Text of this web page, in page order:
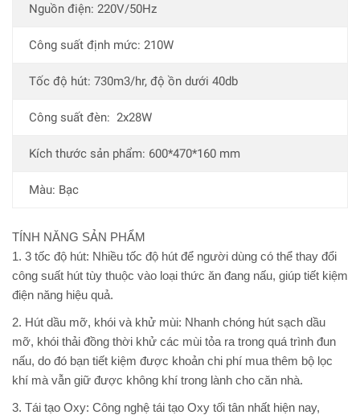
Nguồn điện: 220V/50Hz
Công suất định mức: 210W
Tốc độ hút: 730m3/hr, độ ồn dưới 40db
Công suất đèn: 2x28W
Kích thước sản phẩm: 600*470*160 mm
Màu: Bạc
TÍNH NĂNG SẢN PHẨM
1. 3 tốc độ hút: Nhiều tốc độ hút để người dùng có thể thay đổi
công suất hút tùy thuộc vào loại thức ăn đang nấu, giúp tiết kiệm
điện năng hiệu quả.
2. Hút dầu mỡ, khói và khử mùi: Nhanh chóng hút sạch dầu
mỡ, khói thải đồng thời khử các mùi tỏa ra trong quá trình đun
nấu, do đó bạn tiết kiệm được khoản chi phí mua thêm bộ lọc
khí mà vẫn giữ được không khí trong lành cho căn nhà.
3. Tái tạo Oxy: Công nghệ tái tạo Oxy tối tân nhất hiện nay,